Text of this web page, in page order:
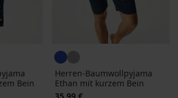
Bein
Herren-Baumwollpyjama
Ethan mit kurzem Bein